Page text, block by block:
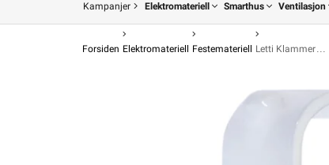
Kampanjer Elektromateriell Smarthus Ventilasjon
Forsiden Elektromateriell Festemateriell Letti Klammer